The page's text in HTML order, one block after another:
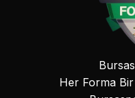
Her Forma